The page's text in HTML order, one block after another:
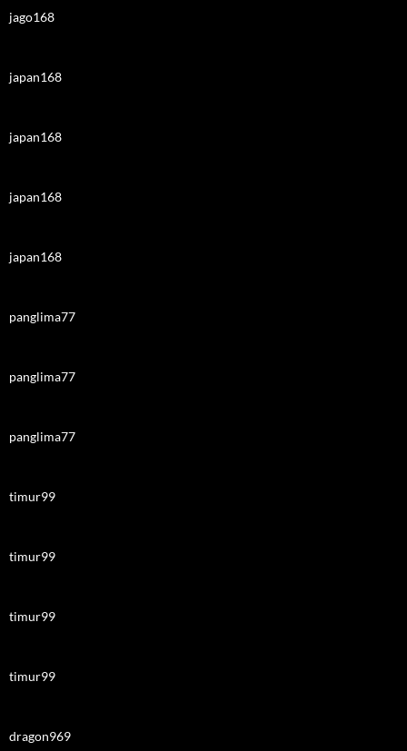
jago168
japan168
japan168
japan168
japan168
panglima77
panglima77
panglima77
timur99
timur99
timur99
timur99
dragon969